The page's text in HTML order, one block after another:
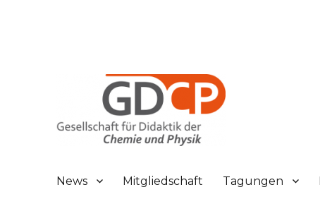
News Mitgliedschaft Tagungen